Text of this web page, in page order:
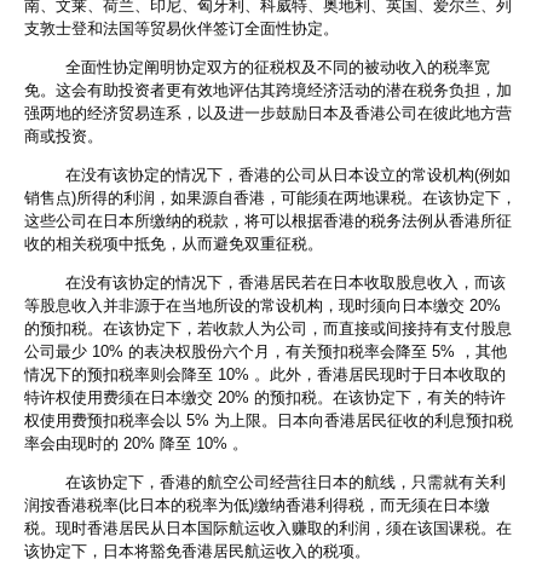
南、文莱、荷兰、印尼、匈牙利、科威特、奥地利、英国、爱尔兰、列
支敦士登和法国等贸易伙伴签订全面性协定。
全面性协定阐明协定双方的征税权及不同的被动收入的税率宽
免。这会有助投资者更有效地评估其跨境经济活动的潜在税务负担，加
强两地的经济贸易连系，以及进一步鼓励日本及香港公司在彼此地方营
商或投资。
在没有该协定的情况下，香港的公司从日本设立的常设机构(例如
销售点)所得的利润，如果源自香港，可能须在两地课税。在该协定下，
这些公司在日本所缴纳的税款，将可以根据香港的税务法例从香港所征
收的相关税项中抵免，从而避免双重征税。
在没有该协定的情况下，香港居民若在日本收取股息收入，而该
等股息收入并非源于在当地所设的常设机构，现时须向日本缴交 20%
的预扣税。在该协定下，若收款人为公司，而直接或间接持有支付股息
公司最少 10% 的表决权股份六个月，有关预扣税率会降至 5% ，其他
情况下的预扣税率则会降至 10% 。此外，香港居民现时于日本收取的
特许权使用费须在日本缴交 20% 的预扣税。在该协定下，有关的特许
权使用费预扣税率会以 5% 为上限。日本向香港居民征收的利息预扣税
率会由现时的 20% 降至 10% 。
在该协定下，香港的航空公司经营往日本的航线，只需就有关利
润按香港税率(比日本的税率为低)缴纳香港利得税，而无须在日本缴
税。现时香港居民从日本国际航运收入赚取的利润，须在该国课税。在
该协定下，日本将豁免香港居民航运收入的税项。